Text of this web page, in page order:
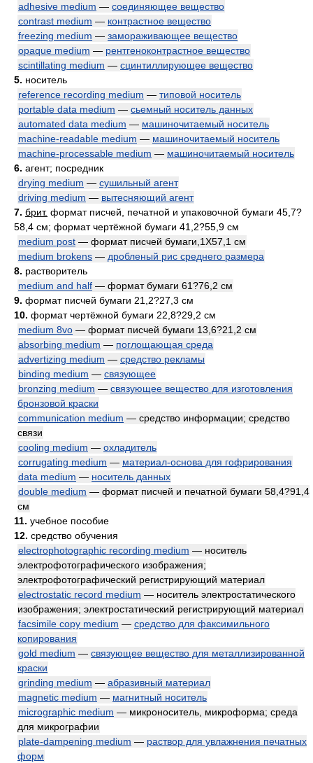
adhesive medium — соединяющее вещество
contrast medium — контрастное вещество
freezing medium — замораживающее вещество
opaque medium — рентгеноконтрастное вещество
scintillating medium — сцинтиллирующее вещество
5. носитель
reference recording medium — типовой носитель
portable data medium — сьемный носитель данных
automated data medium — машиночитаемый носитель
machine-readable medium — машиночитаемый носитель
machine-processable medium — машиночитаемый носитель
6. агент; посредник
drying medium — сушильный агент
driving medium — вытесняющий агент
7. брит. формат писчей, печатной и упаковочной бумаги 45,7?
58,4 см; формат чертёжной бумаги 41,2?55,9 см
medium post — формат писчей бумаги,1Х57,1 см
medium brokens — дробленый рис среднего размера
8. растворитель
medium and half — формат бумаги 61?76,2 см
9. формат писчей бумаги 21,2?27,3 см
10. формат чертёжной бумаги 22,8?29,2 см
medium 8vo — формат писчей бумаги 13,6?21,2 см
absorbing medium — поглощающая среда
advertizing medium — средство рекламы
binding medium — связующее
bronzing medium — связующее вещество для изготовления
бронзовой краски
communication medium — средство информации; средство
связи
cooling medium — охладитель
corrugating medium — материал-основа для гофрирования
data medium — носитель данных
double medium — формат писчей и печатной бумаги 58,4?91,4
см
11. учебное пособие
12. средство обучения
electrophotographic recording medium — носитель
электрофотографического изображения;
электрофотографический регистрирующий материал
electrostatic record medium — носитель электростатического
изображения; электростатический регистрирующий материал
facsimile copy medium — средство для факсимильного
копирования
gold medium — связующее вещество для металлизированной
краски
grinding medium — абразивный материал
magnetic medium — магнитный носитель
micrographic medium — микроноситель, микроформа; среда
для микрографии
plate-dampening medium — раствор для увлажнения печатных
форм